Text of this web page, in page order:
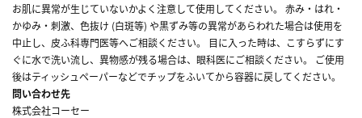
お肌に異常が生じていないかよく注意して使用してください。 赤み・はれ・
かゆみ・刺激、色抜け (白斑等) や黒ずみ等の異常があらわれた場合は使用を
中止し、皮ふ科専門医等へご相談ください。 目に入った時は、こすらずにす
ぐに水で洗い流し、異物感が残る場合は、眼科医にご相談ください。 ご使用
後はティッシュペーパーなどでチップをふいてから容器に戻してください。
問い合わせ先
株式会社コーセー